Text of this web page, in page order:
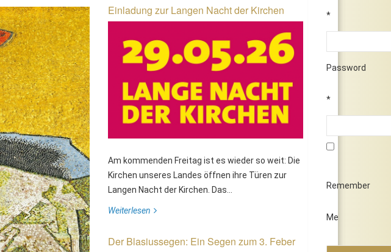
*
Password
*
Remember
Me
Einladung zur Langen Nacht der Kirchen
Am kommenden Freitag ist es wieder so weit: Die
Kirchen unseres Landes öffnen ihre Türen zur
Langen Nacht der Kirchen. Das...
Weiterlesen
Der Blasiussegen: Ein Segen zum 3. Feber